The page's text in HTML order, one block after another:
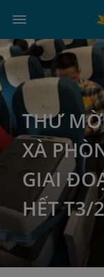
THƯ
XÀ
GIAI
HẾT T3/